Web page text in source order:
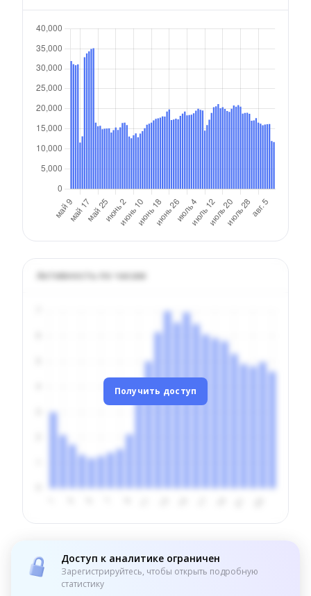
Активность по часам
Получить доступ
Доступ к аналитике ограничен
Зарегистрируйтесь, чтобы открыть подробную
статистику